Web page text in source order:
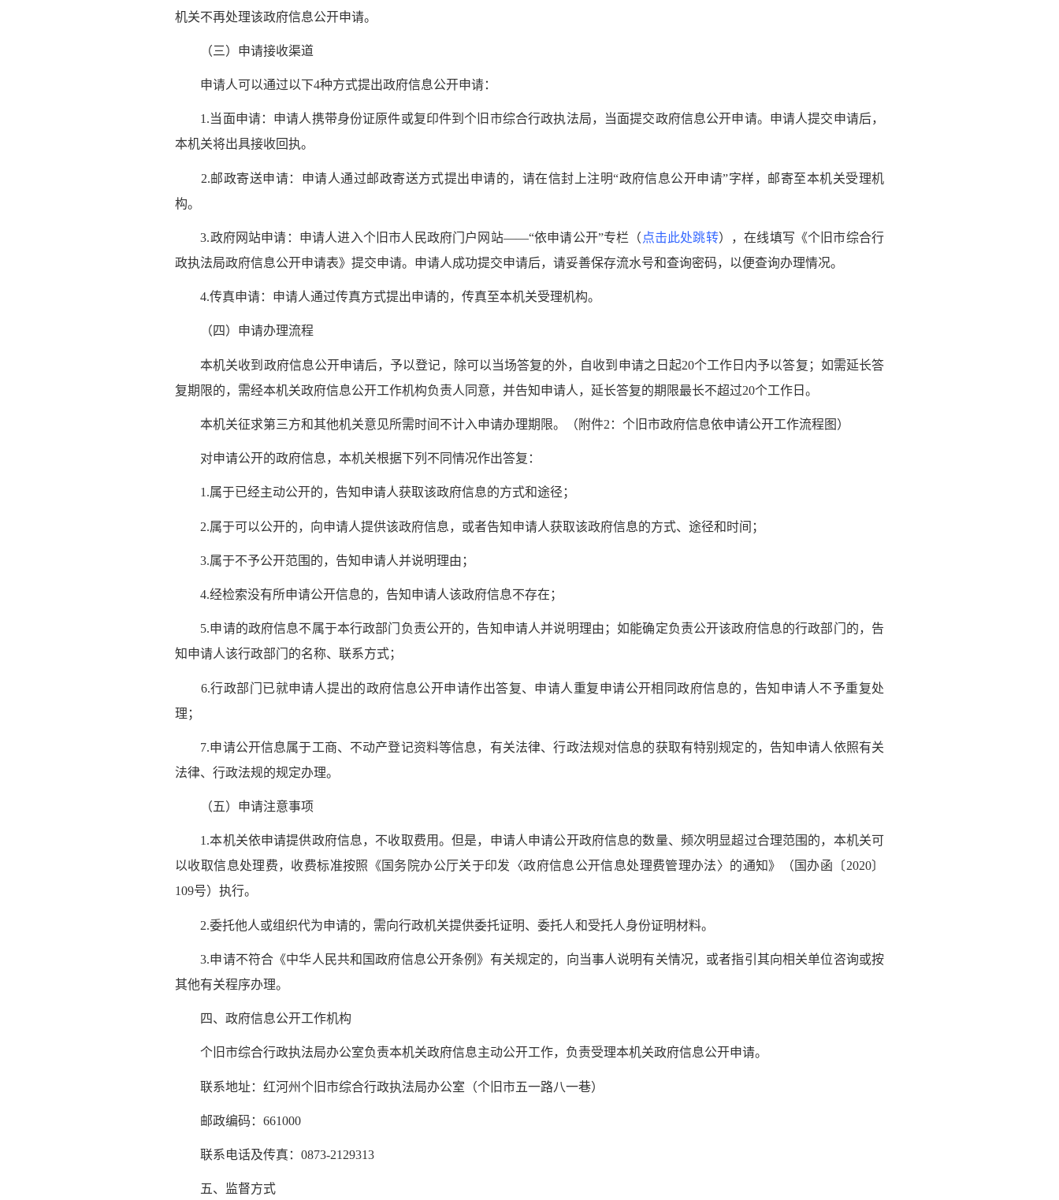
机关不再处理该政府信息公开申请。
（三）申请接收渠道
申请人可以通过以下4种方式提出政府信息公开申请：
1.当面申请：申请人携带身份证原件或复印件到个旧市综合行政执法局，当面提交政府信息公开申请。申请人提交申请后，
本机关将出具接收回执。
2.邮政寄送申请：申请人通过邮政寄送方式提出申请的，请在信封上注明“政府信息公开申请”字样，邮寄至本机关受理机
构。
3.政府网站申请：申请人进入个旧市人民政府门户网站——“依申请公开”专栏（ 点击此处跳转），在线填写《个旧市综合行
政执法局政府信息公开申请表》提交申请。申请人成功提交申请后，请妥善保存流水号和查询密码，以便查询办理情况。
4.传真申请：申请人通过传真方式提出申请的，传真至本机关受理机构。
（四）申请办理流程
本机关收到政府信息公开申请后，予以登记，除可以当场答复的外，自收到申请之日起20个工作日内予以答复；如需延长答
复期限的，需经本机关政府信息公开工作机构负责人同意，并告知申请人，延长答复的期限最长不超过20个工作日。
本机关征求第三方和其他机关意见所需时间不计入申请办理期限。（附件2：个旧市政府信息依申请公开工作流程图）
对申请公开的政府信息，本机关根据下列不同情况作出答复：
1.属于已经主动公开的，告知申请人获取该政府信息的方式和途径；
2.属于可以公开的，向申请人提供该政府信息，或者告知申请人获取该政府信息的方式、途径和时间；
3.属于不予公开范围的，告知申请人并说明理由；
4.经检索没有所申请公开信息的，告知申请人该政府信息不存在；
5.申请的政府信息不属于本行政部门负责公开的，告知申请人并说明理由；如能确定负责公开该政府信息的行政部门的，告
知申请人该行政部门的名称、联系方式；
6.行政部门已就申请人提出的政府信息公开申请作出答复、申请人重复申请公开相同政府信息的，告知申请人不予重复处
理；
7.申请公开信息属于工商、不动产登记资料等信息，有关法律、行政法规对信息的获取有特别规定的，告知申请人依照有关
法律、行政法规的规定办理。
（五）申请注意事项
1.本机关依申请提供政府信息，不收取费用。但是，申请人申请公开政府信息的数量、频次明显超过合理范围的，本机关可
以收取信息处理费，收费标准按照《国务院办公厅关于印发〈政府信息公开信息处理费管理办法〉的通知》（国办函〔2020〕
109号）执行。
2.委托他人或组织代为申请的，需向行政机关提供委托证明、委托人和受托人身份证明材料。
3.申请不符合《中华人民共和国政府信息公开条例》有关规定的，向当事人说明有关情况，或者指引其向相关单位咨询或按
其他有关程序办理。
四、政府信息公开工作机构
个旧市综合行政执法局办公室负责本机关政府信息主动公开工作，负责受理本机关政府信息公开申请。
联系地址：红河州个旧市综合行政执法局办公室（个旧市五一路八一巷）
邮政编码：661000
联系电话及传真：0873-2129313
五、监督方式